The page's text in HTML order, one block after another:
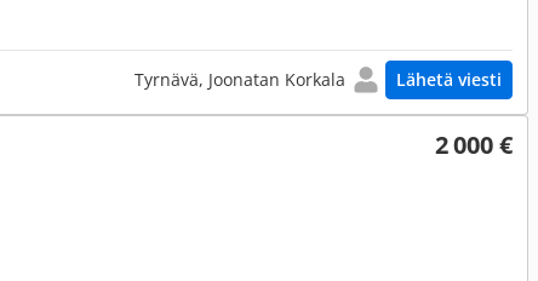
Tyrnävä, Joonatan Korkala Lähetä viesti
2 000 €